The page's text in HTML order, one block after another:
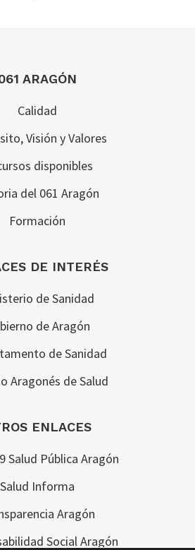
ARAGÓN
Calidad
Visión y Valores
disponibles
del 061 Aragón
Formación
DE INTERÉS
de Sanidad
de Aragón
de Sanidad
Aragonés de Salud
ENLACES
Salud Pública Aragón
Salud Informa
Aragón
Social Aragón